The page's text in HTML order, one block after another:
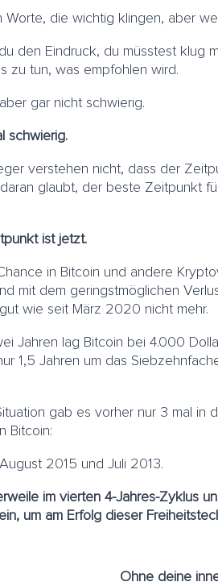
Worte, die wichtig klingen, aber
den Eindruck, du müsstest klug
zu tun, was empfohlen wird.
gar nicht schwierig.
schwierig.
verstehen nicht, dass der
glaubt, der beste Zeitpunkt
ist jetzt.
in Bitcoin und andere
mit dem geringstmöglichen
wie seit März 2020 nicht mehr.
Jahren lag Bitcoin bei 4.000
1,5 Jahren um das
gab es vorher nur 3 mal in
Bitcoin:
2015 und Juli 2013.
im vierten 4-Jahres-Zyklus
um am Erfolg dieser
Ohne deine